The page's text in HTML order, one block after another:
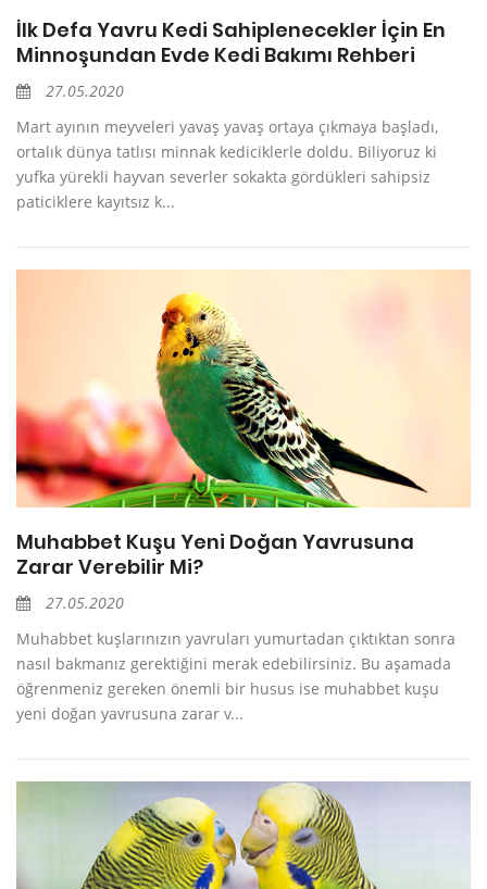
İlk Defa Yavru Kedi Sahiplenecekler İçin En
Minnoşundan Evde Kedi Bakımı Rehberi
27.05.2020
Mart ayının meyveleri yavaş yavaş ortaya çıkmaya başladı,
ortalık dünya tatlısı minnak kediciklerle doldu. Biliyoruz ki
yufka yürekli hayvan severler sokakta gördükleri sahipsiz
paticiklere kayıtsız k...
Muhabbet Kuşu Yeni Doğan Yavrusuna
Zarar Verebilir Mi?
27.05.2020
Muhabbet kuşlarınızın yavruları yumurtadan çıktıktan sonra
nasıl bakmanız gerektiğini merak edebilirsiniz. Bu aşamada
öğrenmeniz gereken önemli bir husus ise muhabbet kuşu
yeni doğan yavrusuna zarar v...